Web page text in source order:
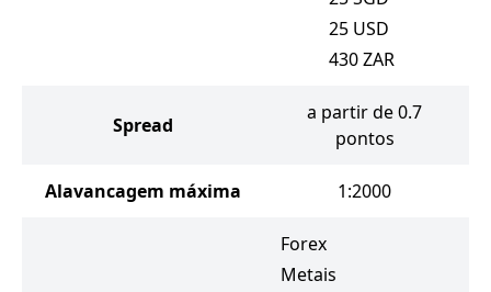
25 USD
430 ZAR
Spread
a partir de 0.7
pontos
Alavancagem máxima 1:2000
Forex
Metais